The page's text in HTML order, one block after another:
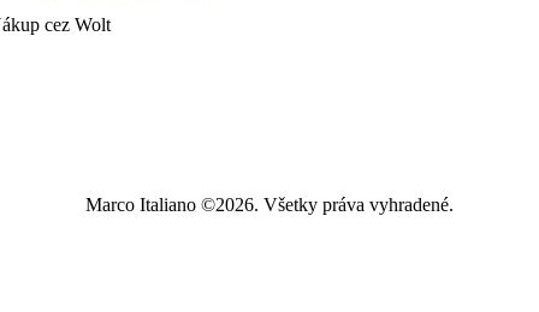
cez Wolt
Marco Italiano ©2026. Všetky práva vyhradené.